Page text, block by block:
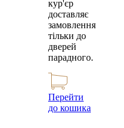
кур'єр
доставляє
замовлення
тільки до
дверей
парадного.
Перейти
до кошика